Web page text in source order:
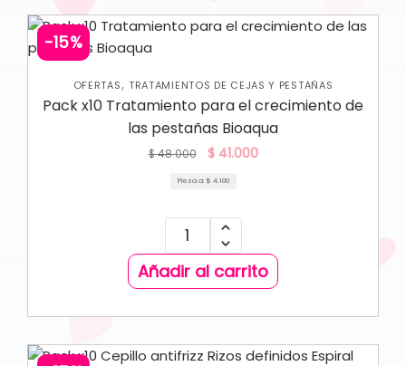
-15%
OFERTAS, TRATAMIENTOS DE CEJAS Y PESTAÑAS
Pack x10 Tratamiento para el crecimiento de
las pestañas Bioaqua
$48.000 $41.000
Pieza a: $ 4.100
Añadir al carrito